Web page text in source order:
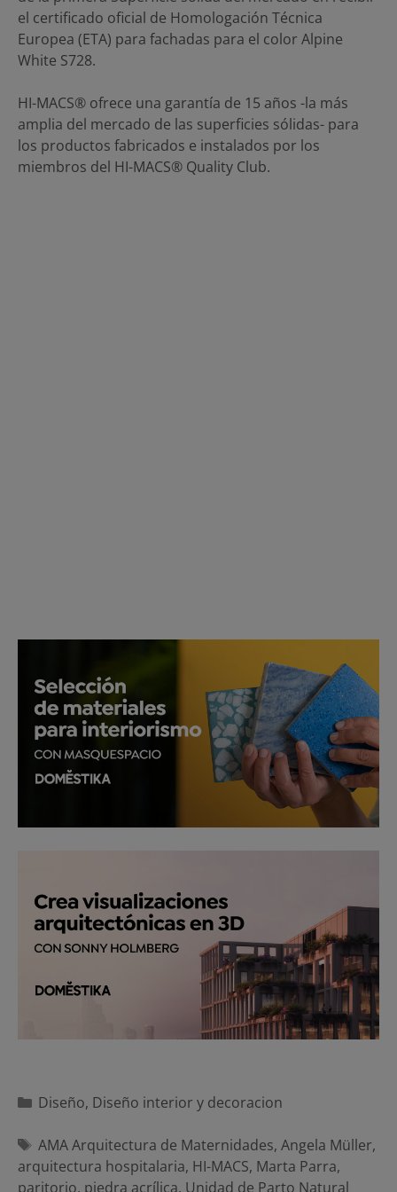
el certificado oficial de Homologación Técnica
Europea (ETA) para fachadas para el color Alpine
White S728.
HI-MACS® ofrece una garantía de 15 años -la más
amplia del mercado de las superficies sólidas- para
los productos fabricados e instalados por los
miembros del HI-MACS® Quality Club.
Categorías
Diseño, Diseño interior y decoracion
Etiquetas
AMA Arquitectura de Maternidades, Angela Müller,
arquitectura hospitalaria, HI-MACS, Marta Parra,
paritorio, piedra acrílica, Unidad de Parto Natural